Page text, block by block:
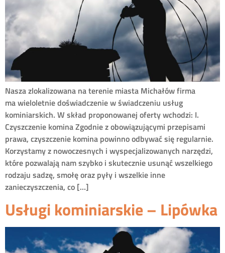
Nasza zlokalizowana na terenie miasta Michałów firma
ma wieloletnie doświadczenie w świadczeniu usług
kominiarskich. W skład proponowanej oferty wchodzi: I.
Czyszczenie komina Zgodnie z obowiązującymi przepisami
prawa, czyszczenie komina powinno odbywać się regularnie.
Korzystamy z nowoczesnych i wyspecjalizowanych narzędzi,
które pozwalają nam szybko i skutecznie usunąć wszelkiego
rodzaju sadzę, smołę oraz pyły i wszelkie inne
zanieczyszczenia, co […]
Usługi kominiarskie – Lipówka